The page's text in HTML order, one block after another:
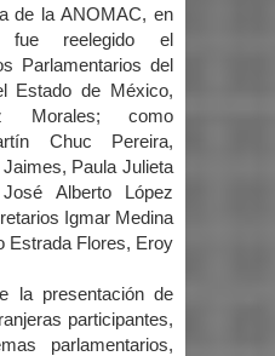
de la ANOMAC, en
fue reelegido el
Parlamentarios del
Estado de México,
Morales; como
Chuc Pereira,
Paula Julieta
Alberto López
Igmar Medina
Estrada Flores, Eroy
la presentación de
participantes,
parlamentarios,